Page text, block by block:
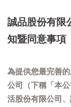
誠品股份有限
知暨同意事項
為提供您最完善
公司（下稱「本
活股份有限公司